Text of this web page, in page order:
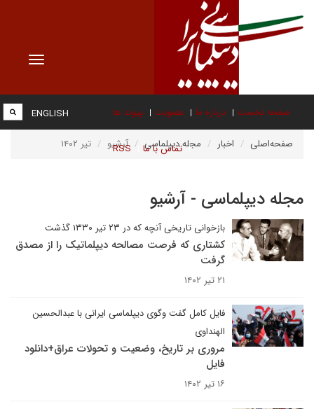
Toggle
صفحه نخست درباره ما عضویت پیوند ها
تماس با ما RSS
ENGLISH
صفحه‌اصلی اخبار مجله دیپلماسی آرشیو تیر ۱۴۰۲
مجله دیپلماسی - آرشیو
بازخوانی تاریخی آنچه که در ۲۳ تیر ۱۳۳۰ گذشت
کشتاری که فرصت مصالحه دیپلماتیک را از مصدق
گرفت
۲۱ تیر ۱۴۰۲
فایل کامل گفت وگوی دیپلماسی ایرانی با عبدالحسین
الهنداوی
مروری بر تاریخ، وضعیت و تحولات عراق+دانلود
فایل
۱۶ تیر ۱۴۰۲